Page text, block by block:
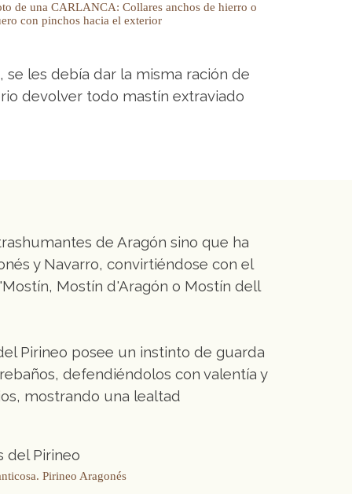
de una CARLANCA: Collares anchos de hierro o
con pinchos hacia el exterior
les debía dar la misma ración de
devolver todo mastín extraviado
de Aragón sino que ha
y Navarro, convirtiéndose con el
Mostín d'Aragón o Mostín dell
Pirineo posee un instinto de guarda
defendiéndolos con valentía y
mostrando una lealtad
Pirineo Aragonés